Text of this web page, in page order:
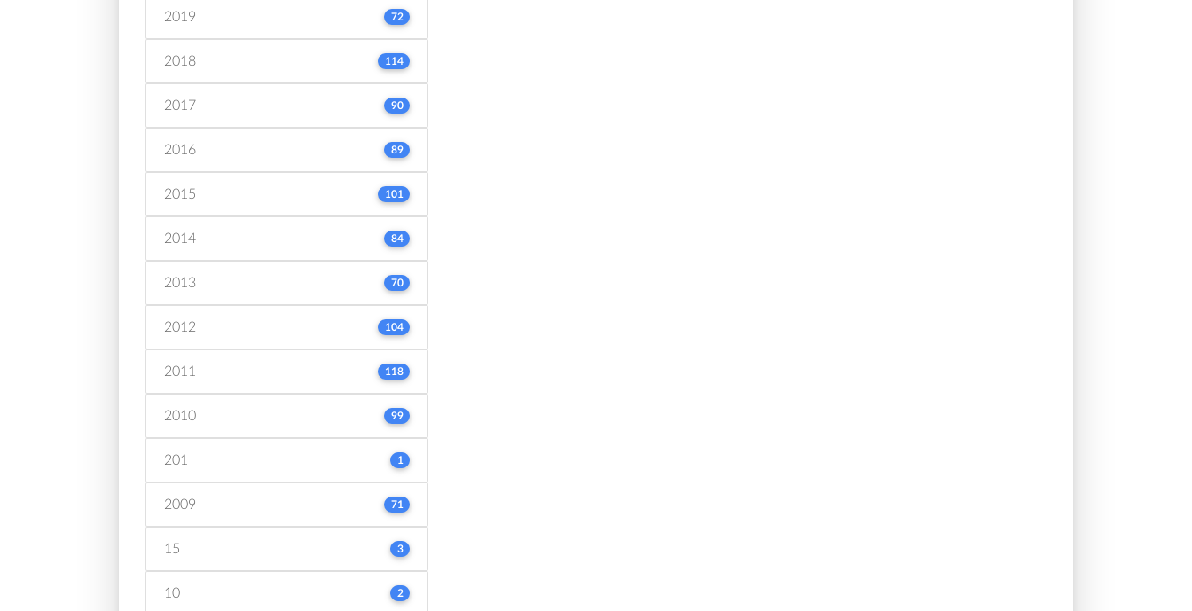
2019 72
2018 114
2017 90
2016 89
2015 101
2014 84
2013 70
2012 104
2011 118
2010 99
201 1
2009 71
15 3
10 2